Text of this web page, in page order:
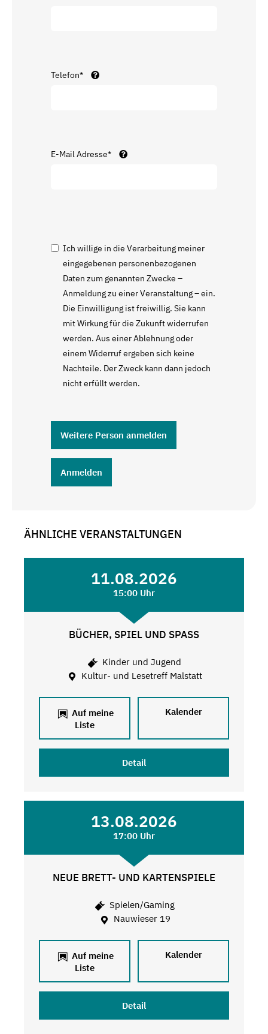
Telefon*
E-Mail Adresse*
Ich willige in die Verarbeitung meiner
eingegebenen personenbezogenen
Daten zum genannten Zwecke –
Anmeldung zu einer Veranstaltung – ein.
Die Einwilligung ist freiwillig. Sie kann
mit Wirkung für die Zukunft widerrufen
werden. Aus einer Ablehnung oder
einem Widerruf ergeben sich keine
Nachteile. Der Zweck kann dann jedoch
nicht erfüllt werden.
Weitere Person anmelden
Anmelden
ÄHNLICHE VERANSTALTUNGEN
11.08.2026
15:00 Uhr
BÜCHER, SPIEL UND SPASS
Kinder und Jugend
Kultur- und Lesetreff Malstatt
Auf meine
Liste
Kalender
Detail
13.08.2026
17:00 Uhr
NEUE BRETT- UND KARTENSPIELE
Spielen/Gaming
Nauwieser 19
Auf meine
Liste
Kalender
Detail